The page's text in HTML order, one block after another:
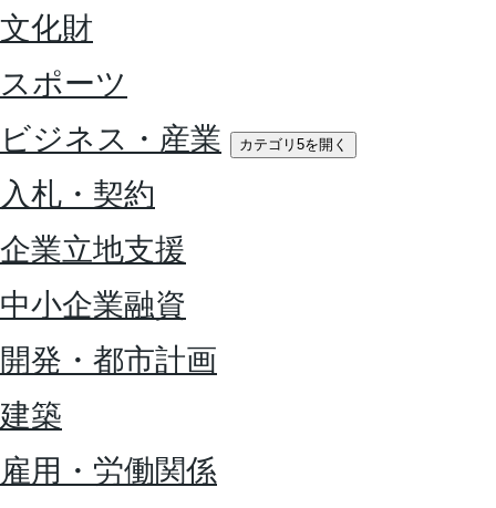
文化財
スポーツ
ビジネス・産業
カテゴリ5を開く
入札・契約
企業立地支援
中小企業融資
開発・都市計画
建築
雇用・労働関係